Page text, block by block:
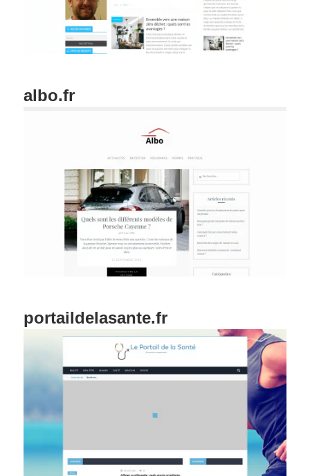
albo.fr
portaildelasante.fr